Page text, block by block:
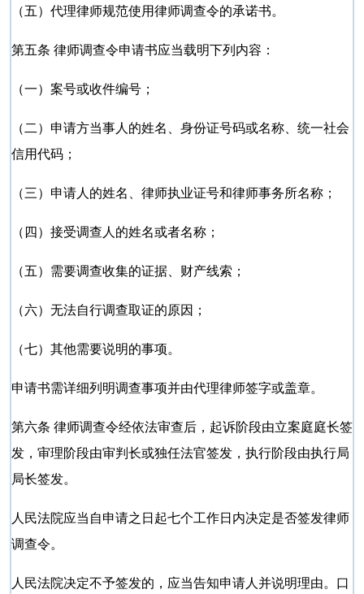
（五）代理律师规范使用律师调查令的承诺书。
第五条 律师调查令申请书应当载明下列内容：
（一）案号或收件编号；
（二）申请方当事人的姓名、身份证号码或名称、统一社会
信用代码；
（三）申请人的姓名、律师执业证号和律师事务所名称；
（四）接受调查人的姓名或者名称；
（五）需要调查收集的证据、财产线索；
（六）无法自行调查取证的原因；
（七）其他需要说明的事项。
申请书需详细列明调查事项并由代理律师签字或盖章。
第六条 律师调查令经依法审查后，起诉阶段由立案庭庭长签
发，审理阶段由审判长或独任法官签发，执行阶段由执行局
局长签发。
人民法院应当自申请之日起七个工作日内决定是否签发律师
调查令。
人民法院决定不予签发的，应当告知申请人并说明理由。口